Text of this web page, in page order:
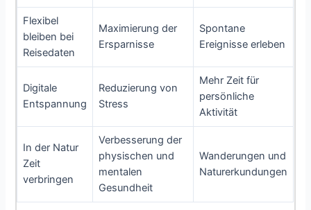
Flexibel
bleiben bei
Reisedaten
Maximierung der
Ersparnisse
Spontane
Ereignisse erleben
Digitale
Entspannung
Reduzierung von
Stress
Mehr Zeit für
persönliche
Aktivität
In der Natur
Zeit
verbringen
Verbesserung der
physischen und
mentalen
Gesundheit
Wanderungen und
Naturerkundungen